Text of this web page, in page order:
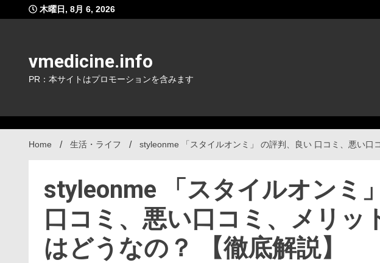
to
木曜日, 8月 6, 2026
vmedicine.info
PR：本サイトはプロモーションを含みます
Home 生活・ライフ styleonme 「スタイルオンミ」 の評判、良い 口コミ、悪い口
styleonme 「スタイルオンミ
口コミ、悪い口コミ、メリッ
はどうなの？ 【徹底解説】